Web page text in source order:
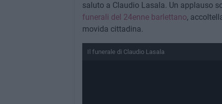
saluto a Claudio Lasala. Un applauso
funerali del 24enne barlettano,
movida cittadina.
Il funerale di Claudio Lasala